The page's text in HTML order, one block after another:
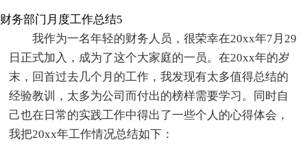
财务部门月度工作总结5
我作为一名年轻的财务人员，很荣幸在20xx年7月29
日正式加入，成为了这个大家庭的一员。在20xx年的岁
末，回首过去几个月的工作，我发现有太多值得总结的
经验教训，太多为公司而付出的榜样需要学习。同时自
己也在日常的实践工作中得出了一些个人的心得体会，
我把20xx年工作情况总结如下：